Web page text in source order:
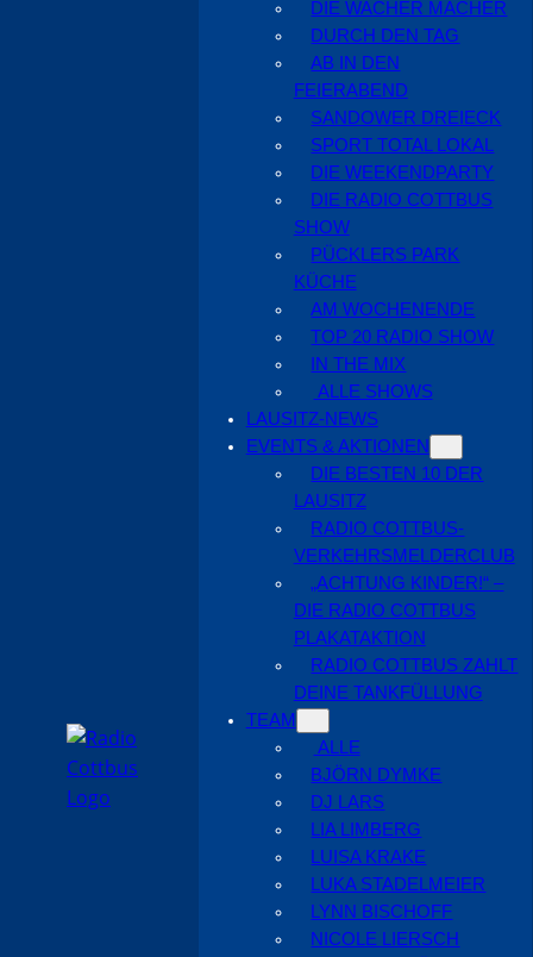
DIE WACHER MACHER
DURCH DEN TAG
AB IN DEN
FEIERABEND
SANDOWER DREIECK
SPORT TOTAL LOKAL
DIE WEEKENDPARTY
DIE RADIO COTTBUS
SHOW
PÜCKLERS PARK
KÜCHE
AM WOCHENENDE
TOP 20 RADIO SHOW
IN THE MIX
ALLE SHOWS
LAUSITZ-NEWS
EVENTS & AKTIONEN
DIE BESTEN 10 DER
LAUSITZ
RADIO COTTBUS-
VERKEHRSMELDERCLUB
„ACHTUNG KINDER!“ –
DIE RADIO COTTBUS
PLAKATAKTION
RADIO COTTBUS ZAHLT
DEINE TANKFÜLLUNG
TEAM
ALLE
BJÖRN DYMKE
DJ LARS
LIA LIMBERG
LUISA KRAKE
LUKA STADELMEIER
LYNN BISCHOFF
NICOLE LIERSCH